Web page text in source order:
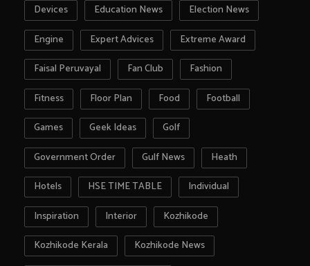
Devices
Education News
Election News
Engine
Expert Advices
Extreme Award
Faisal Peruvayal
Fan Club
Fashion
Fitness
Floor Plan Food
Football
Games
Geek Ideas
Golf
Government Order
Gulf News
Heath
Hotels
HSE TIME TABLE
Individual
Inspiration
Interior
Kozhikode
Kozhikode Kerala
Kozhikode News